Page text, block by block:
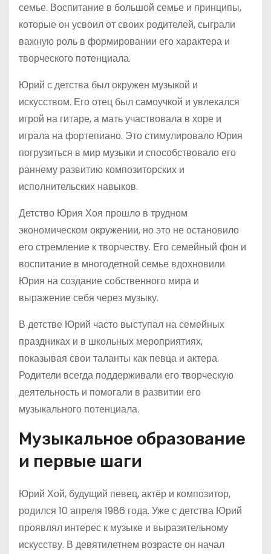
семье. Воспитание в большой семье и принципы,
которые он усвоил от своих родителей, сыграли
важную роль в формировании его характера и
творческого потенциала.
Юрий с детства был окружен музыкой и
искусством. Его отец был самоучкой и увлекался
игрой на гитаре, а мать участвовала в хоре и
играла на фортепиано. Это стимулировало Юрия
погрузиться в мир музыки и способствовало его
раннему развитию композиторских и
исполнительских навыков.
Детство Юрия Хоя прошло в трудном
экономическом окружении, но это не остановило
его стремление к творчеству. Его семейный фон и
воспитание в многодетной семье вдохновили
Юрия на создание собственного мира и
выражение себя через музыку.
В детстве Юрий часто выступал на семейных
праздниках и в школьных мероприятиях,
показывая свои таланты как певца и актера.
Родители всегда поддерживали его творческую
деятельность и помогали в развитии его
музыкального потенциала.
Музыкальное образование
и первые шаги
Юрий Хой, будущий певец, актёр и композитор,
родился 10 апреля 1986 года. Уже с детства Юрий
проявлял интерес к музыке и выразительному
искусству. В девятилетнем возрасте он начал